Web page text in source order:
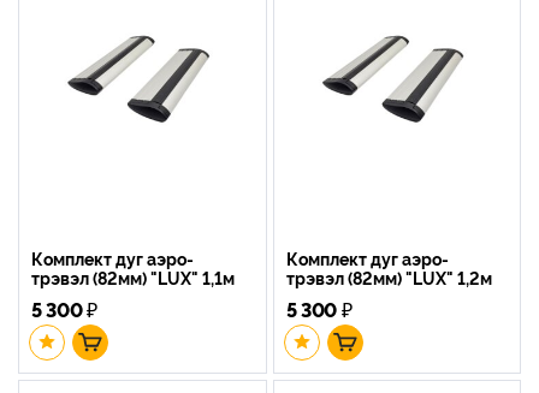
Комплект дуг аэро-
трэвэл (82мм) "LUX" 1,1м
5 300₽
Комплект дуг аэро-
трэвэл (82мм) "LUX" 1,2м
5 300₽